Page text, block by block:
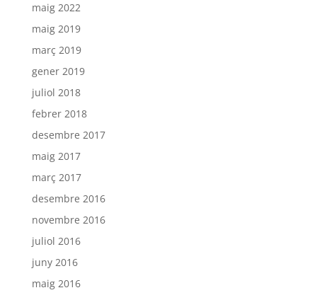
maig 2022
maig 2019
març 2019
gener 2019
juliol 2018
febrer 2018
desembre 2017
maig 2017
març 2017
desembre 2016
novembre 2016
juliol 2016
juny 2016
maig 2016